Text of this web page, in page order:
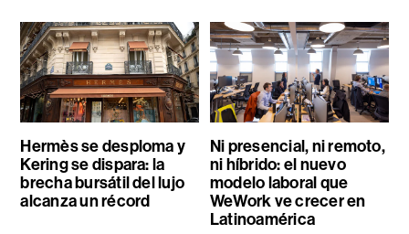
Hermès se desploma y
Kering se dispara: la
brecha bursátil del lujo
alcanza un récord
Ni presencial, ni remoto,
ni híbrido: el nuevo
modelo laboral que
WeWork ve crecer en
Latinoamérica